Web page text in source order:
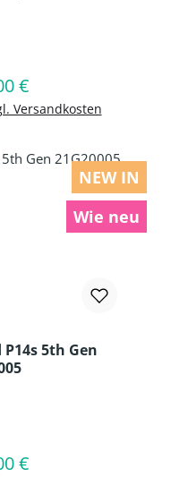
Preis:
€
Versandkosten
NEW IN
Wie neu
5th Gen
Preis:
€